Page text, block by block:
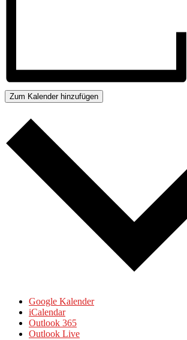
Zum Kalender hinzufügen
Google Kalender
iCalendar
Outlook 365
Outlook Live